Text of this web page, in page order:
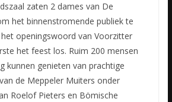
zaten 2 dames van De
het binnenstromende publiek te
openingswoord van Voorzitter
het feest los. Ruim 200 mensen
kunnen genieten van prachtige
de Meppeler Muiters onder
Roelof Pieters en Bömische